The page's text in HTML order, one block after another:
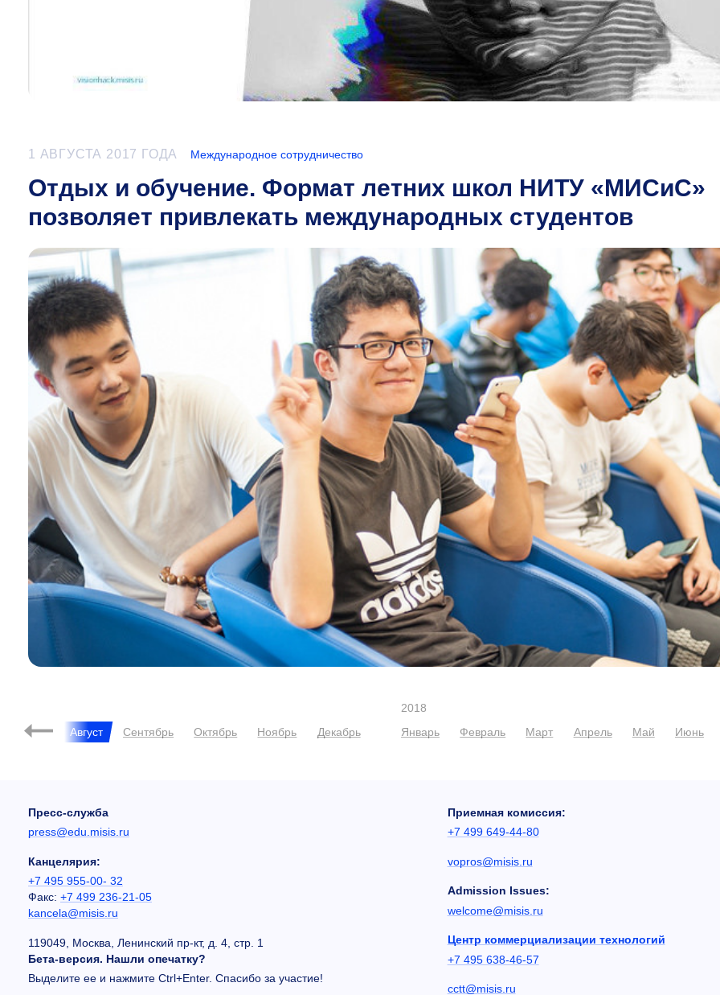
1 АВГУСТА 2017 ГОДА Международное сотрудничество
Отдых и обучение. Формат летних школ НИТУ «МИСиС»
позволяет привлекать международных студентов
Июль Август Сентябрь Октябрь Ноябрь Декабрь
2018
Январь
Февраль Март Апрель Май Июнь
Пресс-служба
press@edu.misis.ru
Канцелярия:
+7 495 955-00- 32
Факс: +7 499 236-21-05
kancela@misis.ru
119049, Москва, Ленинский пр-кт, д. 4, стр. 1
Бета-версия. Нашли опечатку?
Выделите ее и нажмите Ctrl+Enter. Спасибо за участие!
Приемная комиссия:
+7 499 649-44-80
vopros@misis.ru
Admission Issues:
welcome@misis.ru
Центр коммерциализации технологий
+7 495 638-46-57
cctt@misis.ru